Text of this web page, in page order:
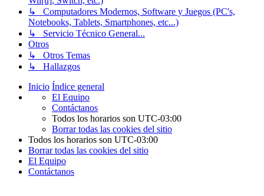
↳ Computadores Modernos, Software y Juegos (PC's,
Notebooks, Tablets, Smartphones, etc...)
↳ Servicio Técnico General...
Otros
↳ Otros Temas
↳ Hallazgos
Inicio Índice general
El Equipo
Contáctanos
Todos los horarios son UTC-03:00
Borrar todas las cookies del sitio
Todos los horarios son UTC-03:00
Borrar todas las cookies del sitio
El Equipo
Contáctanos